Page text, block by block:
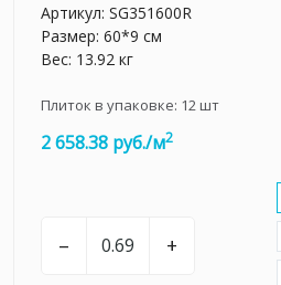
Артикул: SG351600R
Размер: 60*9 см
Вес: 13.92 кг
Плиток в упаковке: 12шт
2 658.38 руб./м2
– +